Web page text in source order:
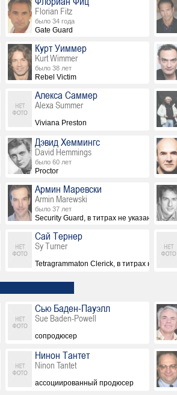
Florian Fitz
было 34 года
Gate Guard
Курт Уиммер
Kurt Wimmer
было 38 лет
Rebel Victim
Алекса Саммер
Alexa Summer
Viviana Preston
Дэвид Хеммингс
David Hemmings
было 60 лет
Proctor
Армин Маревски
Armin Marewski
было 37 лет
Security Guard, в титрах не указан
Сай Тернер
Sy Turner
Tetragrammaton Clerick, в титрах не указан
Сью Баден-Пауэлл
Sue Baden-Powell
сопродюсер
Нинон Тантет
Ninon Tantet
ассоциированный продюсер